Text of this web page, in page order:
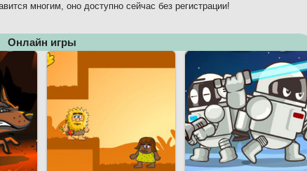
многим, оно доступно сейчас без регистрации!
Онлайн игры